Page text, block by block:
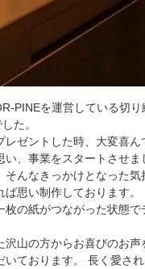
PINEを運営している切
た。
レゼントした時、大変喜
、事業をスタートさせま
そんなきっかけとなった
思い制作しております。
枚の紙がつながった状態
沢山の方からお喜びのお
いております。 長く愛さ